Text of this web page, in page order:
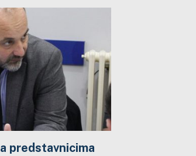
predstavnicima